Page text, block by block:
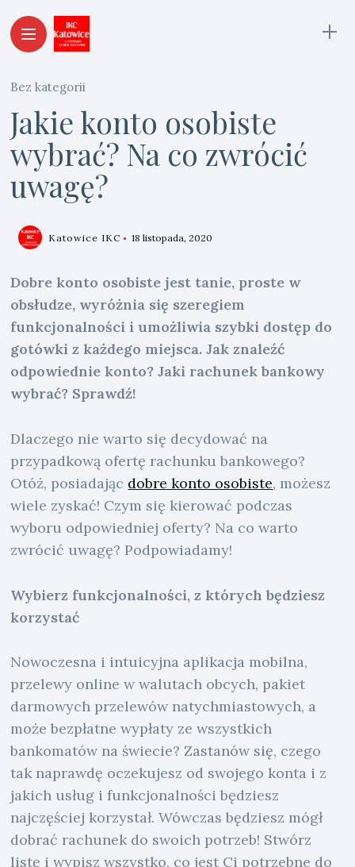
Bez kategorii
Jakie konto osobiste
wybrać? Na co zwrócić
uwagę?
Katowice IKC 18 listopada, 2020
Dobre konto osobiste jest tanie, proste w
obsłudze, wyróżnia się szeregiem
funkcjonalności i umożliwia szybki dostęp do
gotówki z każdego miejsca. Jak znaleźć
odpowiednie konto? Jaki rachunek bankowy
wybrać? Sprawdź!
Dlaczego nie warto się decydować na
przypadkową ofertę rachunku bankowego?
Otóż, posiadając dobre konto osobiste, możesz
wiele zyskać! Czym się kierować podczas
wyboru odpowiedniej oferty? Na co warto
zwrócić uwagę? Podpowiadamy!
Wybierz funkcjonalności, z których będziesz
korzystać
Nowoczesna i intuicyjna aplikacja mobilna,
przelewy online w walutach obcych, pakiet
darmowych przelewów natychmiastowych, a
może bezpłatne wypłaty ze wszystkich
bankomatów na świecie? Zastanów się, czego
tak naprawdę oczekujesz od swojego konta i z
jakich usług i funkcjonalności będziesz
najczęściej korzystał. Wówczas będziesz mógł
dobrać rachunek do swoich potrzeb! Stwórz
listę i wypisz wszystko, co jest Ci potrzebne do